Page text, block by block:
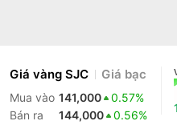
Giá vàng SJC Giá bạc
Mua vào 141,000
0.57%
Bán ra
144,000 0.56%